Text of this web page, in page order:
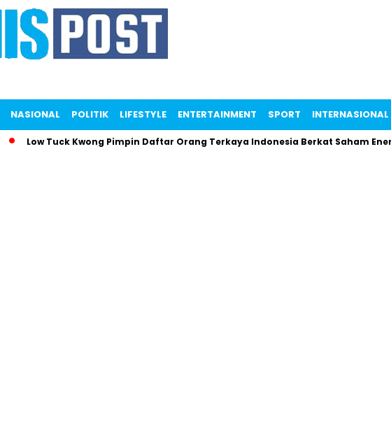
NASIONAL POLITIK LIFESTYLE ENTERTAINMENT SPORT INTERNASIONAL
Low Tuck Kwong Pimpin Daftar Orang Terkaya Indonesia Berkat Saham Energi